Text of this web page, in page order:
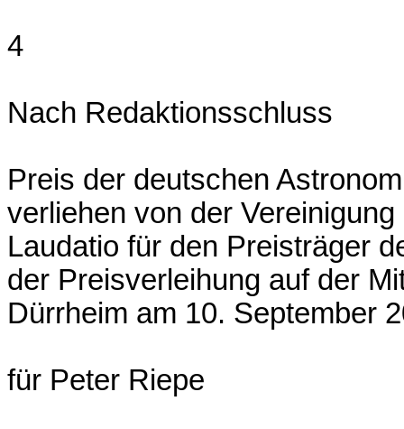
4
Nach Redaktionsschluss
Preis der deutschen
verliehen von der
Laudatio für den Preisträger
der Preisverleihung auf der
Dürrheim am 10. September
für Peter Riepe